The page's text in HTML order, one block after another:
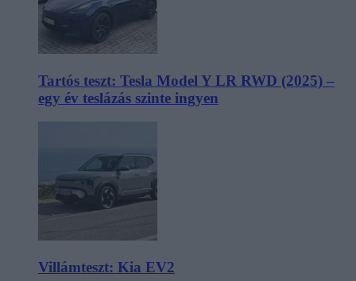
Tartós teszt: Tesla Model Y LR RWD (2025) –
egy év teslázás szinte ingyen
Villámteszt: Kia EV2